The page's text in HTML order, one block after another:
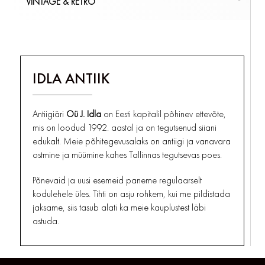
TUHATOOSID, SIGARETIHOIDJAD
KOLLEKTSIONEERIMINE
SERVIISID
TASSID , TOPSID JA KRUUSID
TEEPURGID
VAAGNAD JA KANDIKUD
VAASID
KÕIKPORTSELAN JA KERAAMIKA
PÕRANDALAMBID
MÄRGUKELLAD JA KELLUKESED
MUUD MÕÕTERIISTAD
KÕIKMÕÕTERIISTAD
TEKSTIILID JA RIIDEESEMED
UHMRID
UKSELINGID, HINGED, LUKUD
VAHENDID JA TÖÖRIISTAD
KÕIKVARIA
IDLA ANTIIK
Antiigiäri Oü J. Idla on Eesti kapitalil põhinev ettevõte,
mis on loodud 1992. aastal ja on tegutsenud siiani
edukalt. Meie põhitegevusalaks on antiigi ja vanavara
ostmine ja müümine kahes Tallinnas tegutsevas poes.
Põnevaid ja uusi esemeid paneme regulaarselt
kodulehele üles. Tihti on asju rohkem, kui me pildistada
jaksame, siis tasub alati ka meie kauplustest läbi
astuda.